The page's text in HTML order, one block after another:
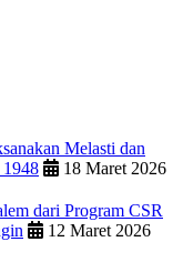
Melasti dan
1948
18 Maret 2026
dari Program CSR
12 Maret 2026